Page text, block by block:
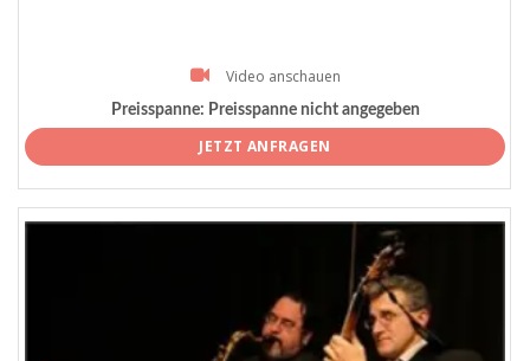
Video anschauen
Preisspanne: Preisspanne nicht angegeben
JETZT ANFRAGEN